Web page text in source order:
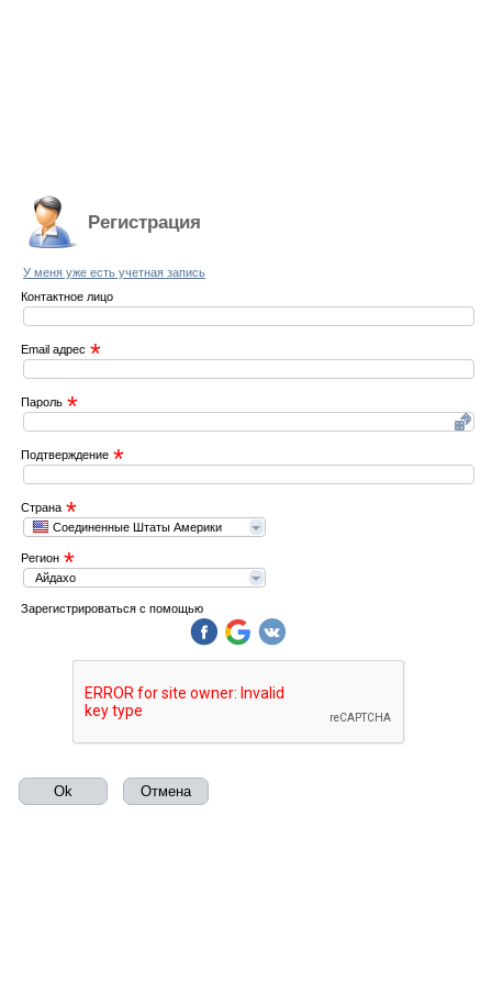
Регистрация
У меня уже есть учетная запись
Контактное лицо
Email адрес *
Пароль *
Подтверждение *
Страна *
Соединенные Штаты Америки
Регион *
Айдахо
Зарегистрироваться с помощью